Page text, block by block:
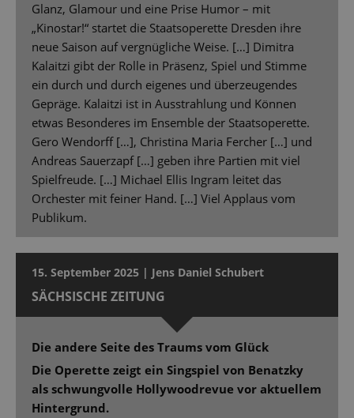
Glanz, Glamour und eine Prise Humor – mit
„Kinostar!“ startet die Staatsoperette Dresden ihre
neue Saison auf vergnügliche Weise. […] Dimitra
Kalaitzi gibt der Rolle in Präsenz, Spiel und Stimme
ein durch und durch eigenes und überzeugendes
Gepräge. Kalaitzi ist in Ausstrahlung und Können
etwas Besonderes im Ensemble der Staatsoperette.
Gero Wendorff […], Christina Maria Fercher […] und
Andreas Sauerzapf […] geben ihre Partien mit viel
Spielfreude. […] Michael Ellis Ingram leitet das
Orchester mit feiner Hand. […] Viel Applaus vom
Publikum.
15. September 2025 | Jens Daniel Schubert
SÄCHSISCHE ZEITUNG
Die andere Seite des Traums vom Glück
Die Operette zeigt ein Singspiel von Benatzky
als schwungvolle Hollywoodrevue vor aktuellem
Hintergrund.